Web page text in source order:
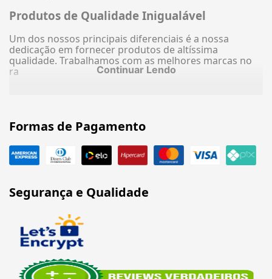
Produtos de Qualidade Inigualável
Um dos nossos principais diferenciais é a nossa
dedicação em fornecer produtos de altíssima
qualidade. Trabalhamos com as melhores marcas no
ra
Continuar Lendo
Formas de Pagamento
Segurança e Qualidade